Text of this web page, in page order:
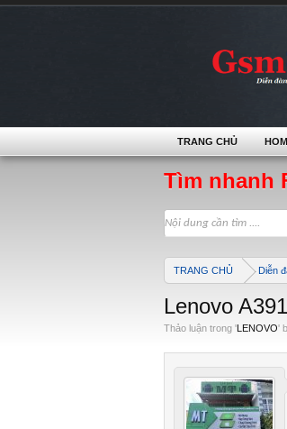
Tìm nhanh
TRANG CHỦ Diễn
Lenovo
Thảo luận trong 'LENOVO'
TRANG CHỦ